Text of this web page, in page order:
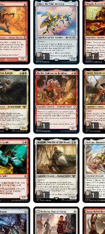
1 1
1 1
1 1